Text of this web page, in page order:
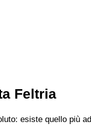
Feltria
esiste quello più